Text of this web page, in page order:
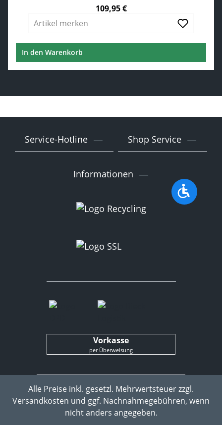
109,95 €
Artikel merken
In den Warenkorb
Service-Hotline Shop Service
Informationen
Vorkasse
per Überweisung
Alle Preise inkl. gesetzl. Mehrwertsteuer zzgl.
Versandkosten und ggf. Nachnahmegebühren, wenn
nicht anders angegeben.